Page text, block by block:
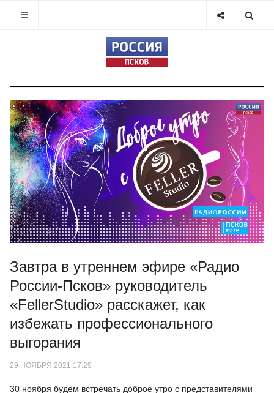
Завтра в утреннем эфире «Радио
России-Псков» руководитель
«FellerStudio» расскажет, как
избежать профессионального
выгорания
29 НОЯБРЯ 2021 17:29
30 ноября будем встречать доброе утро с представителями